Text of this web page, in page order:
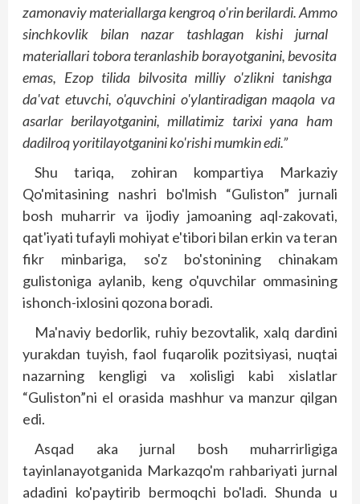
zamonaviymateriallargakengroqo'rinberilardi. Ammo
sinchkovlik bilan nazartashlagankishijurnal
materiallari toborateranlashib borayotganini, bevosita
emas, Ezoptilidabilvositamilliy o'zlikni tanishga
da'vatetuvchi, o'quvchini o'ylantiradiganmaqola va
asarlarberilayotganini, millatimiz tarixiyana ham
dadilroqyoritilayotganiniko'rishimumkinedi.”
Shu tariqa, zohiran kompartiya Markaziy
Qo'mitasining nashri bo'lmish “Guliston” jurnali
bosh muharrir va ijodiy jamoaning aql-zakovati,
qat'iyati tufayli mohiyat e'tibori bilan erkin va teran
fikr minbariga, so'z bo'stonining chinakam
gulistoniga aylanib, keng o'quvchilar ommasining
ishonch-ixlosini qozona boradi.
Ma'naviy bedorlik, ruhiy bezovtalik, xalq dardini
yurakdan tuyish, faol fuqarolik pozitsiyasi, nuqtai
nazarning kengligi va xolisligi kabi xislatlar
“Guliston”ni el orasida mashhur va manzur qilgan
edi.
Asqad aka jurnal bosh muharrirligiga
tayinlanayotganida Markazqo'm rahbariyati jurnal
adadini ko'paytirib bermoqchi bo'ladi. Shunda u